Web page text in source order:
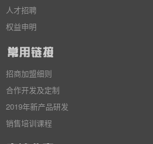
人才招聘
权益申明
招商加盟细则
合作开发及定制
2019年新产品研发
销售培训课程